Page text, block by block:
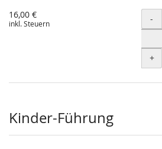
16,00 €
inkl. Steuern -
+
Kinder-Führung